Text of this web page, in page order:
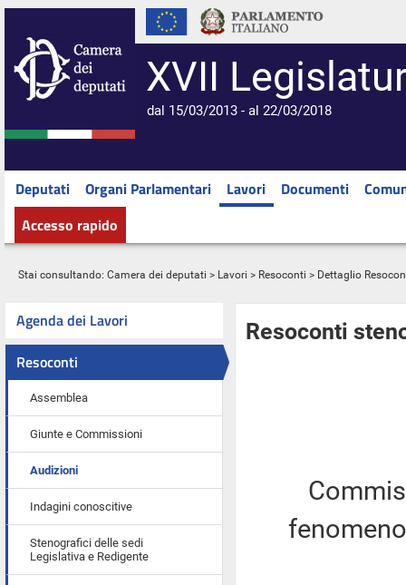
XVII
dal 15/03/2013 - al 22/03/2018
Deputati Organi Parlamentari Lavori Documenti
Accesso rapido
Stai consultando: Camera dei deputati > Lavori > Resoconti > Dettaglio
Agenda dei Lavori
Resoconti
Assemblea
Giunte e Commissioni
Audizioni
Indagini conoscitive
Stenografici delle sedi
Legislativa e Redigente
Resoconti